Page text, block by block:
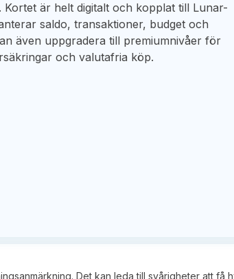
är helt digitalt och kopplat till Lunar-
saldo, transaktioner, budget och
även uppgradera till premiumnivåer för
och valutafria köp.
Det kan leda till svårigheter att få